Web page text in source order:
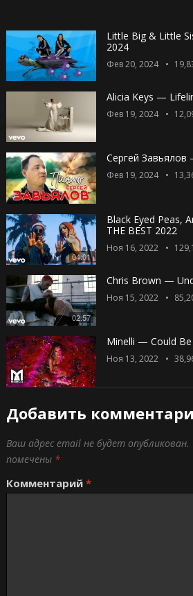
Little Big & Little
2024
Фев 20, 2024
Alicia Keys —
Фев 19, 2024
Сергей
Фев 19, 2024
04:01
Black Eyed Peas,
THE BEST 2022
Ноя 16, 2022
02:57
Chris Brown —
Ноя 15, 2022
Minelli — Could
Ноя 13, 2022
Добавить
Ваш адрес email не будет опубликован.
помечены *
Комментарий *